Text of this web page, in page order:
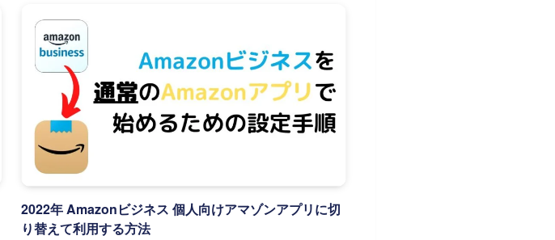
2022年 Amazonビジネス 個人向けアマゾンアプリに切
り替えて利用する方法